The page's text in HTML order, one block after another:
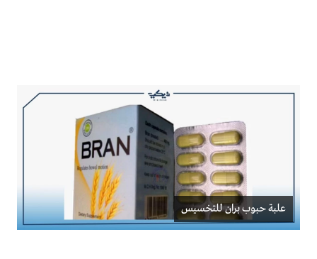
علبة حبوب بران للتخسيس